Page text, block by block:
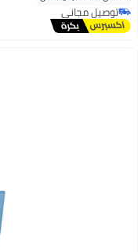
تم بيع +1800 مؤخرًا
توصيل مجاني